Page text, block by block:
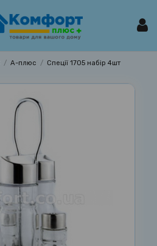
А-плюс Спеції 1705 набір 4шт